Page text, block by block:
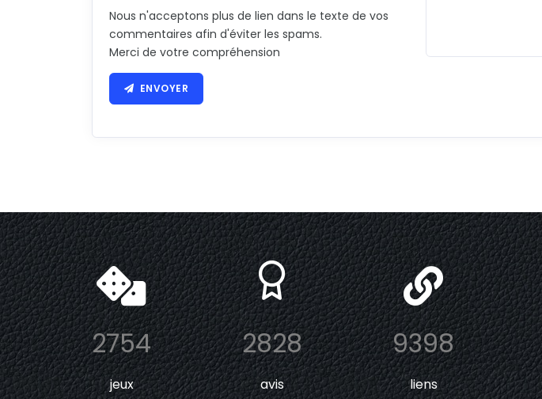
Nous n'acceptons plus de lien dans le texte de vos
commentaires afin d'éviter les spams.
Merci de votre compréhension
ENVOYER
2754
jeux
2828
avis
9398
liens